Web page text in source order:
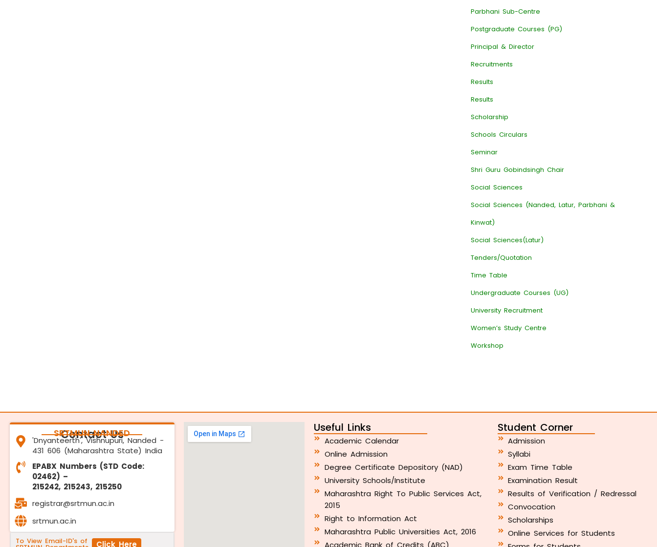
Parbhani Sub-Centre
Postgraduate Courses (PG)
Principal & Director
Recruitments
Results
Results
Scholarship
Schools Circulars
Seminar
Shri Guru Gobindsingh Chair
Social Sciences
Social Sciences (Nanded, Latur, Parbhani &
Kinwat)
Social Sciences(Latur)
Tenders/Quotation
Time Table
Undergraduate Courses (UG)
University Recruitment
Women’s Study Centre
Workshop
Contact Us
SRTMUN NANDED
'Dnyanteerth', Vishnupuri, Nanded -
431 606 (Maharashtra State) India
EPABX Numbers (STD Code:
02462) –
215242, 215243, 215250
registrar@srtmun.ac.in
srtmun.ac.in
To View Email-ID's of Click Here
Useful Links
Academic Calendar
Online Admission
Degree Certificate Depository (NAD)
University Schools/Institute
Maharashtra Right To Public Services Act,
2015
Right to Information Act
Maharashtra Public Universities Act, 2016
Academic Bank of Credits (ABC)
Student Corner
Admission
Syllabi
Exam Time Table
Examination Result
Results of Verification / Redressal
Convocation
Scholarships
Online Services for Students